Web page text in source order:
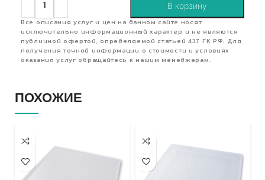
В корзину
Все описания услуг и цен на данном сайте носят
исключительно информационный характер и не являются
публичной офертой, определяемой статьей 437 ГК РФ. Для
получения точной информации о стоимости и условиях
оказания услуг обращайтесь к нашим менеджерам.
ПОХОЖИЕ